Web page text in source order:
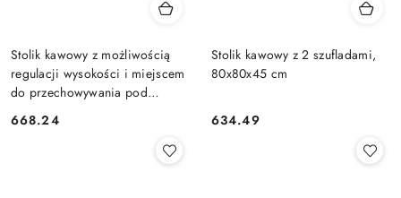
Stolik kawowy z możliwością
regulacji wysokości i miejscem
do przechowywania pod
62)cm
Cena:
668.24
Stolik kawowy z 2 szufladami,
80x80x45 cm
Cena:
634.49